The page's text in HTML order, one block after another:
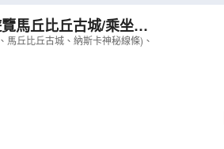
馬丘比丘古城/乘坐小
，遊覽巴西境內瀑布
丘比丘古城、納斯卡神秘線條)、